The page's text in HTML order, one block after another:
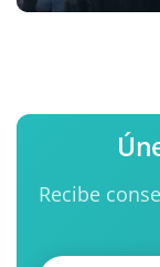
Recibe